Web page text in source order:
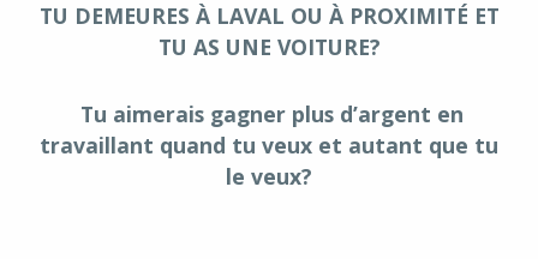
TU DEMEURES À LAVAL OU À PROXIMITÉ ET
TU AS UNE VOITURE?
Tu aimerais gagner plus d’argent en
travaillant quand tu veux et autant que tu
le veux?